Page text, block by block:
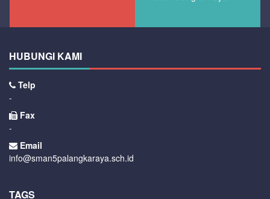
HUBUNGI KAMI
Telp
-
Fax
-
Email
info@sman5palangkaraya.sch.id
TAGS